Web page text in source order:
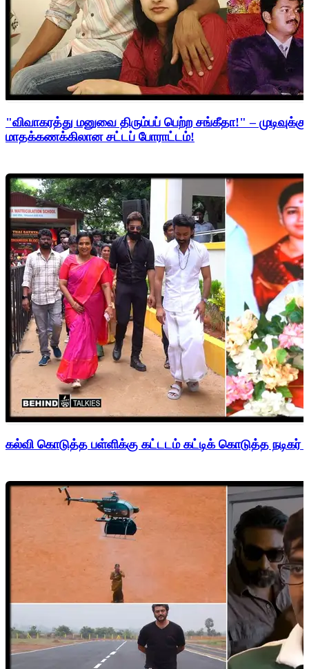
"விவாகரத்து மனுவை திரும்பப் பெற்ற சங்கீதா!" –
மாதக்கணக்கிலான சட்டப் போராட்டம்!
கல்வி கொடுத்த பள்ளிக்கு கட்டடம் கட்டிக் கொடுத்த நடிகர்